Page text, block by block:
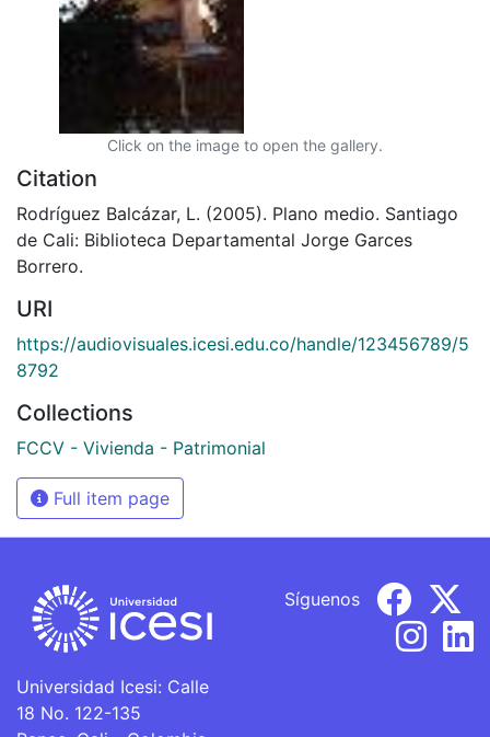
Click on the image to open the gallery.
Citation
Rodríguez Balcázar, L. (2005). Plano medio. Santiago
de Cali: Biblioteca Departamental Jorge Garces
Borrero.
URI
https://audiovisuales.icesi.edu.co/handle/123456789/5
8792
Collections
FCCV - Vivienda - Patrimonial
Full item page
Universidad Icesi: Calle
18 No. 122-135
Síguenos